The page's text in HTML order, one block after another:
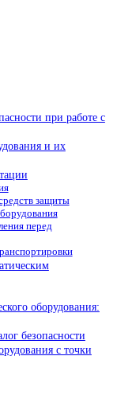
при работе с
и их
защиты
перед
оборудования:
безопасности
с точки